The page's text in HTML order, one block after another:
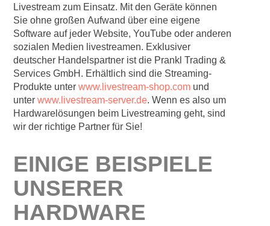
Livestream zum Einsatz. Mit den Geräte können
Sie ohne großen Aufwand über eine eigene
Software auf jeder Website, YouTube oder anderen
sozialen Medien livestreamen. Exklusiver
deutscher Handelspartner ist die Prankl Trading &
Services GmbH. Erhältlich sind die Streaming-
Produkte unterwww.livestream-shop.com und
unterwww.livestream-server.de. Wenn es also um
Hardwarelösungen beim Livestreaming geht, sind
wir der richtige Partner für Sie!
EINIGE BEISPIELE
UNSERER
HARDWARE